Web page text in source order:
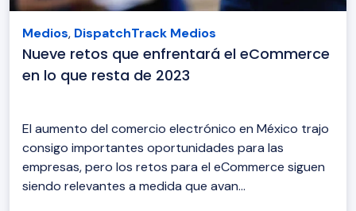
Medios, DispatchTrack Medios
Nueve retos que enfrentará el eCommerce
en lo que resta de 2023
El aumento del comercio electrónico en México trajo
consigo importantes oportunidades para las
empresas, pero los retos para el eCommerce siguen
siendo relevantes a medida que avan...